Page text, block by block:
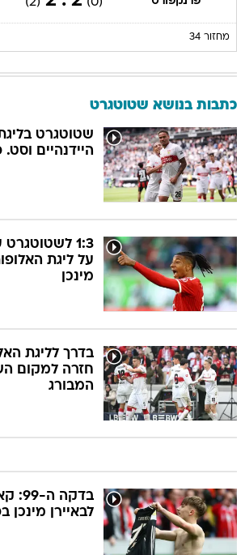
מחזור 34
כתבות בנושא שטוטגרט
שטוטגרט
היידנהיים וסט.
1:3
מינכן
בדרך לליגת
המבורג
לבאיירן מינכן